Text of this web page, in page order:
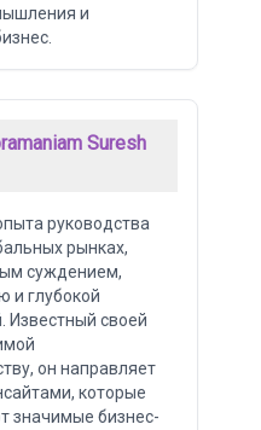
и
Suresh
руководства
рынках,
суждением,
и глубокой
Известный своей
он направляет
которые
значимые бизнес-